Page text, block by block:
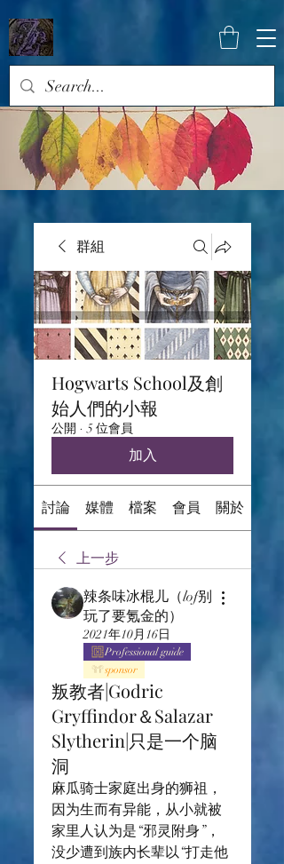
群組
Hogwarts School及創
始人們的小報
公開 · 5 位會員
加入
討論 媒體 檔案 會員 關於
上一步
辣条味冰棍儿（lof别
玩了要氪金的）
2021年10月16日
Professional guide
sponsor
叛教者|Godric
Gryffindor＆Salazar
Slytherin|只是一个脑
洞
麻瓜骑士家庭出身的狮祖，
因为生而有异能，从小就被
家里人认为是“邪灵附身”，
没少遭到族内长辈以“打走他